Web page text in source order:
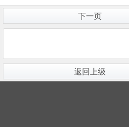
下一页
返回上级